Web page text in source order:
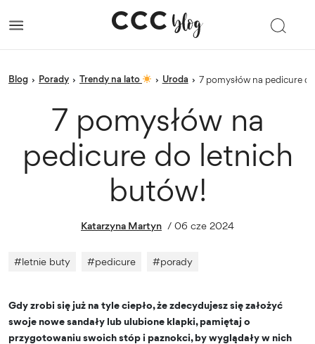
blog › porady › Trendy na lato › Uroda › 7 pomysłów na pedicure
7 pomysłów na
pedicure do letnich
butów!
Katarzyna Martyn / 06 cze 2024
#letnie buty #pedicure #porady
Gdy zrobi się już na tyle ciepło, że zdecydujesz się założyć
swoje nowe sandały lub ulubione klapki, pamiętaj o
przygotowaniu swoich stóp i paznokci, by wyglądały w nich